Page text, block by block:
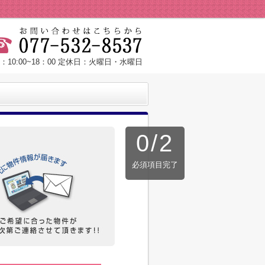
10:00~18：00 定休日：火曜日・水曜日
0/2
必須項目完了